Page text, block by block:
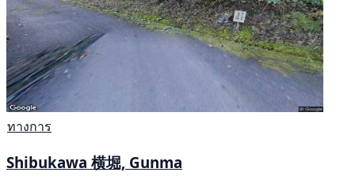
ทางการ
Shibukawa 横堀, Gunma